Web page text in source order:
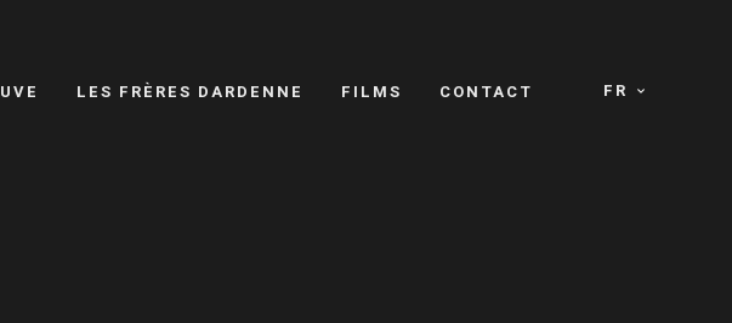
FR
LES FRÈRES DARDENNE FILMS CONTACT